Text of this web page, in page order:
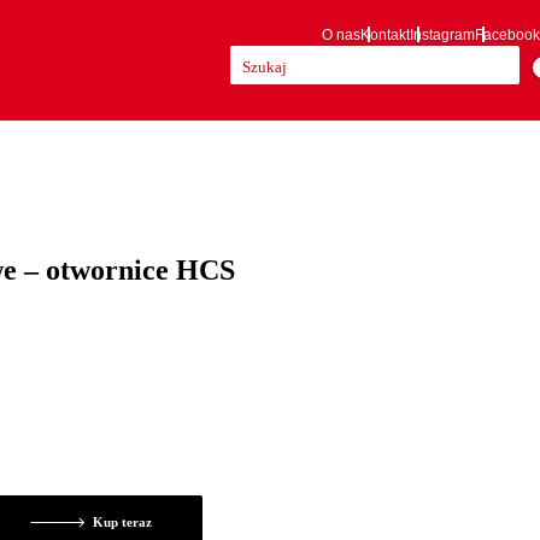
O nasKontaktInstagramFacebook
– otwornice HCS
Kup teraz